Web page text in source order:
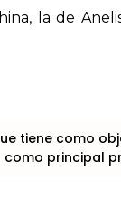
la de
tiene como
principal